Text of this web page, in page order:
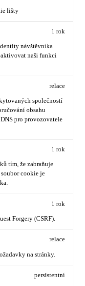
lišty
návštěvníka
naši funkci
1 rok
společností
obsahu
pro provozovatele
relace
tím, že zabraňuje
cookie je
1 rok
Forgery (CSRF).
1 rok
na stránky.
relace
persistentní